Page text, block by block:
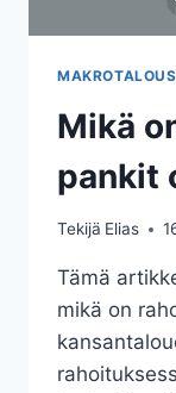
MAKROTALOUS
Mikä
pankit
Tekijä Elias
Tämä
mikä on